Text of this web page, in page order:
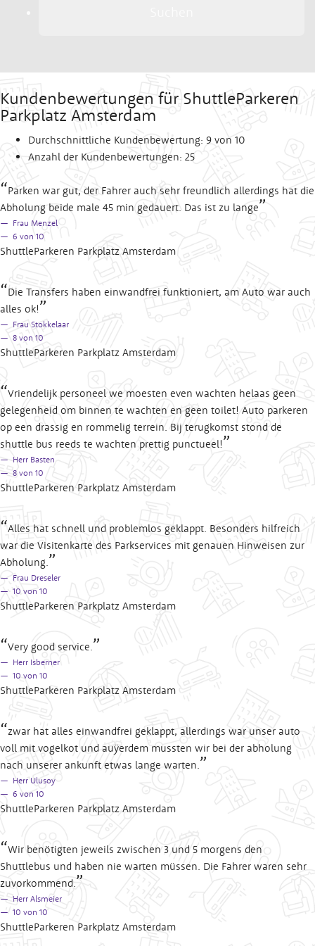
Kundenbewertungen für ShuttleParkeren
Parkplatz Amsterdam
Durchschnittliche Kundenbewertung: 9 von 10
Anzahl der Kundenbewertungen: 25
Parken war gut, der Fahrer auch sehr freundlich allerdings hat die
Abholung beide male 45 min gedauert. Das ist zu lange
Frau Menzel
6 von 10
ShuttleParkeren Parkplatz Amsterdam
Die Transfers haben einwandfrei funktioniert, am Auto war auch
alles ok!
Frau Stokkelaar
8 von 10
ShuttleParkeren Parkplatz Amsterdam
Vriendelijk personeel we moesten even wachten helaas geen
gelegenheid om binnen te wachten en geen toilet! Auto parkeren
op een drassig en rommelig terrein. Bij terugkomst stond de
shuttle bus reeds te wachten prettig punctueel!
Herr Basten
8 von 10
ShuttleParkeren Parkplatz Amsterdam
Alles hat schnell und problemlos geklappt. Besonders hilfreich
war die Visitenkarte des Parkservices mit genauen Hinweisen zur
Abholung.
Frau Dreseler
10 von 10
ShuttleParkeren Parkplatz Amsterdam
Very good service.
Herr Isberner
10 von 10
ShuttleParkeren Parkplatz Amsterdam
zwar hat alles einwandfrei geklappt, allerdings war unser auto
voll mit vogelkot und auÿerdem mussten wir bei der abholung
nach unserer ankunft etwas lange warten.
Herr Ulusoy
6 von 10
ShuttleParkeren Parkplatz Amsterdam
Wir benötigten jeweils zwischen 3 und 5 morgens den
Shuttlebus und haben nie warten müssen. Die Fahrer waren sehr
zuvorkommend.
Herr Alsmeier
10 von 10
ShuttleParkeren Parkplatz Amsterdam